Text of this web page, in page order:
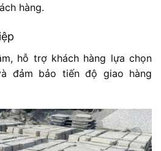
hàng.
hỗ trợ khách hàng lựa chọn
đảm bảo tiến độ giao hàng